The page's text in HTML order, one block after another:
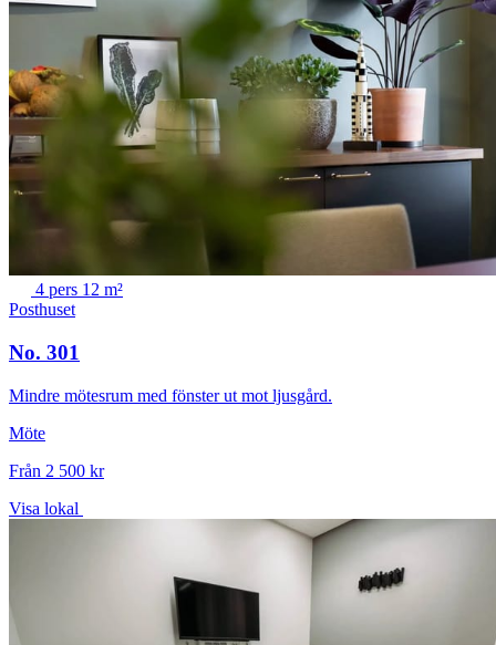
4 pers 12 m²
Posthuset
No. 301
Mindre mötesrum med fönster ut mot ljusgård.
Möte
Från 2 500 kr
Visa lokal